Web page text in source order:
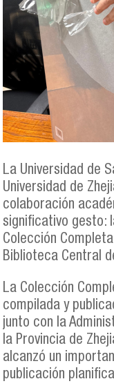
La Universidad de
Universidad de
colaboración
significativo gesto:
Colección
Biblioteca Central
La Colección
compilada y
junto con la
la Provincia de
alcanzó un
publicación